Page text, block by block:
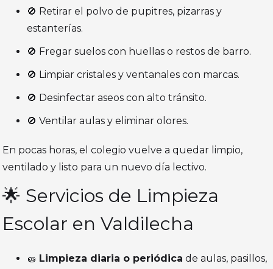
🚫 Retirar el polvo de pupitres, pizarras y
estanterías.
🚫 Fregar suelos con huellas o restos de barro.
🚫 Limpiar cristales y ventanales con marcas.
🚫 Desinfectar aseos con alto tránsito.
🚫 Ventilar aulas y eliminar olores.
En pocas horas, el colegio vuelve a quedar limpio,
ventilado y listo para un nuevo día lectivo.
🌟 Servicios de Limpieza
Escolar en Valdilecha
🧽 Limpieza diaria o periódica de aulas, pasillos,